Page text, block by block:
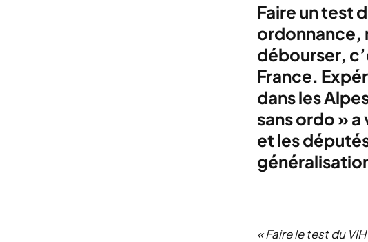
Faire un test
ordonnance,
débourser,
France.
dans les
sans ordo »
et les
« Faire le test du